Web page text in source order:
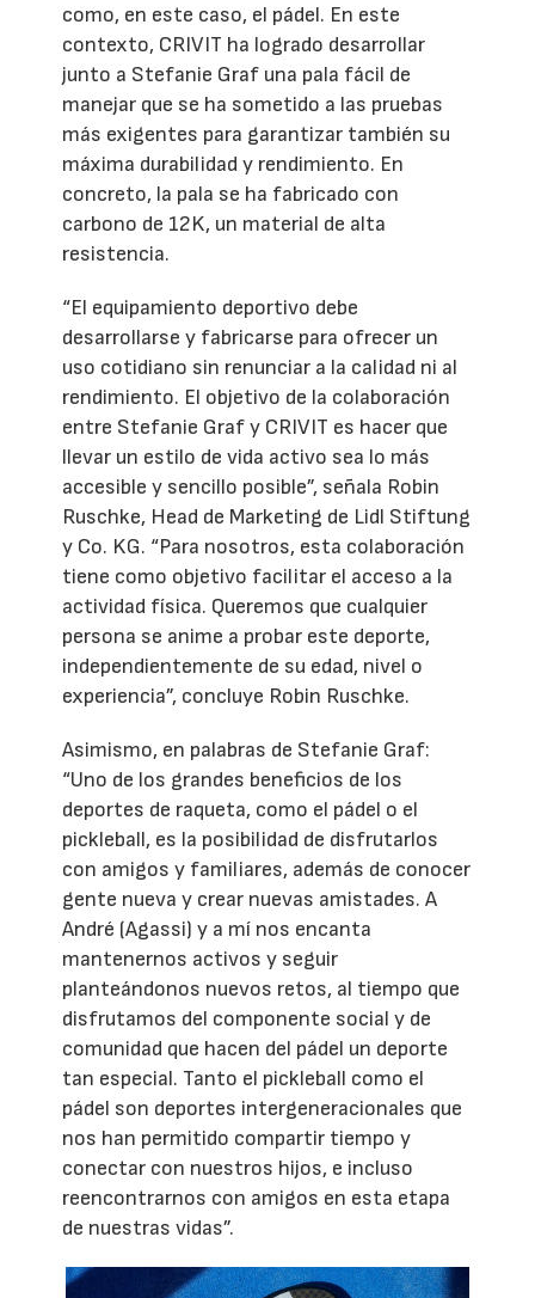
como, en este caso, el pádel. En este
contexto, CRIVIT ha logrado desarrollar
junto a Stefanie Graf una pala fácil de
manejar que se ha sometido a las pruebas
más exigentes para garantizar también su
máxima durabilidad y rendimiento. En
concreto, la pala se ha fabricado con
carbono de 12K, un material de alta
resistencia.
“El equipamiento deportivo debe
desarrollarse y fabricarse para ofrecer un
uso cotidiano sin renunciar a la calidad ni al
rendimiento. El objetivo de la colaboración
entre Stefanie Graf y CRIVIT es hacer que
llevar un estilo de vida activo sea lo más
accesible y sencillo posible”, señala Robin
Ruschke, Head de Marketing de Lidl Stiftung
y Co. KG. “Para nosotros, esta colaboración
tiene como objetivo facilitar el acceso a la
actividad física. Queremos que cualquier
persona se anime a probar este deporte,
independientemente de su edad, nivel o
experiencia”, concluye Robin Ruschke.
Asimismo, en palabras de Stefanie Graf:
“Uno de los grandes beneficios de los
deportes de raqueta, como el pádel o el
pickleball, es la posibilidad de disfrutarlos
con amigos y familiares, además de conocer
gente nueva y crear nuevas amistades. A
André (Agassi) y a mí nos encanta
mantenernos activos y seguir
planteándonos nuevos retos, al tiempo que
disfrutamos del componente social y de
comunidad que hacen del pádel un deporte
tan especial. Tanto el pickleball como el
pádel son deportes intergeneracionales que
nos han permitido compartir tiempo y
conectar con nuestros hijos, e incluso
reencontrarnos con amigos en esta etapa
de nuestras vidas”.